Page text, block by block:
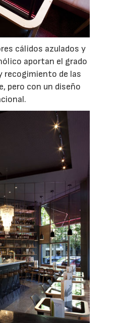
cálidos azulados y
aportan el grado
recogimiento de las
pero con un diseño